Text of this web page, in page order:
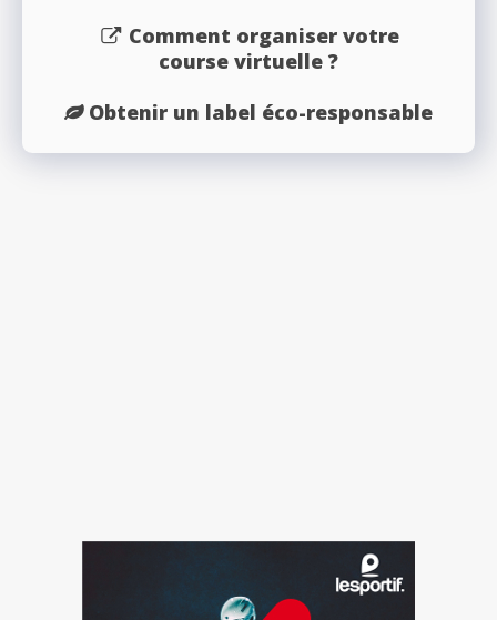
Comment organiser votre
course virtuelle ?
Obtenir un label éco-responsable